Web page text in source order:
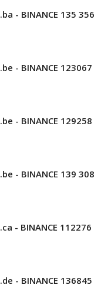
- BINANCE 135 356
- BINANCE 123067
- BINANCE 129258
- BINANCE 139 308
- BINANCE 112276
- BINANCE 136845